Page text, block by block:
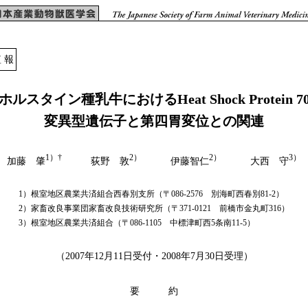
報
ルスタイン種乳牛におけるHeat Shock Protein
変異型遺伝子と第四胃変位との関連
加藤 肇1）† 荻野 敦2） 伊藤智仁2） 大西 守3）
1）根室地区農業共済組合西春別支所（〒086-2576 別海町西春別81-2）
2）家畜改良事業団家畜改良技術研究所（〒371-0121 前橋市金丸町316）
3）根室地区農業共済組合（〒086-1105 中標津町西5条南11-5）
（ 2007年12月11日受付・2008年7月30日受理 ）
要 約